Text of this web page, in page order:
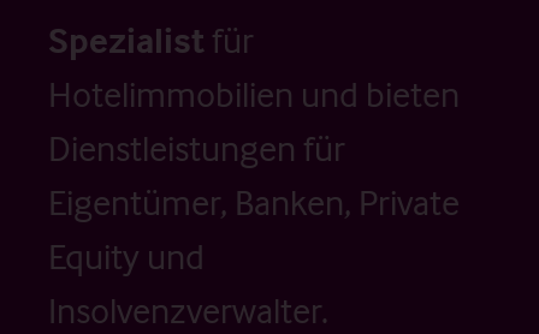
Spezialistfür
Hotelimmobilien und bieten
Dienstleistungen für
Eigentümer, Banken, Private
Equity und
Insolvenzverwalter.